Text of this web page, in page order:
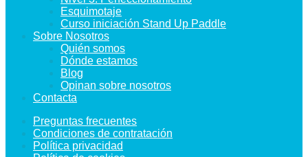
Esquimotaje
Curso iniciación Stand Up Paddle
Sobre Nosotros
Quién somos
Dónde estamos
Blog
Opinan sobre nosotros
Contacta
Preguntas frecuentes
Condiciones de contratación
Política privacidad